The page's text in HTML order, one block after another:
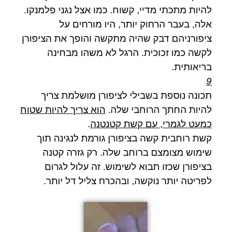
להיות מתכתי מדיי, קשוח. כמו אצל נגני פלמנקו.
אלה, בעבר הרחוק יותר, היו מורחים על
ציפורניהם דבק שהיה מתקשה והופך את הציפורן
לקשה כמו זכוכית. הרגל לא משהו מבחינה
בריאותית.
9
תכונה נוספת בשבילי לציפורן מושלמת צריך
להיות החתך הרוחבי שלה. הוא צריך להיות שטוח
כמעט לגמרי, עם קשת קטנטנה.
קשת רוחבית קשה בציפורן גורמת לנגינה תוך
שימוש מצומצם ברוחב שלה. רק גזרה קטנה
בציפורן שכזו תבוא לשימוש. זה עלול לגרום
לפריטה יותר נוקשה, ובהכרח צליל דל יותר.